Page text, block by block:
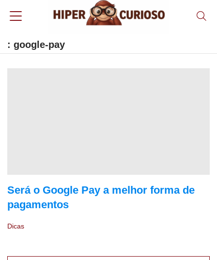
: google-pay
Será o Google Pay a melhor forma de
pagamentos
Dicas